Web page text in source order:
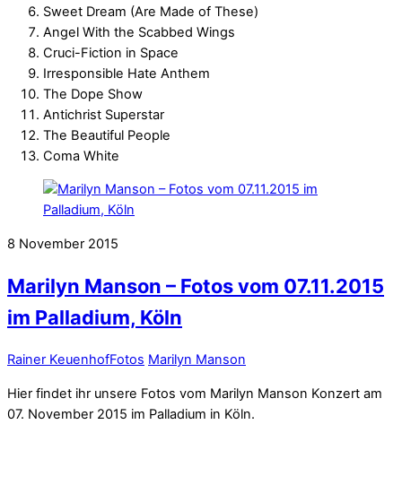
Sweet Dream (Are Made of These)
Angel With the Scabbed Wings
Cruci-Fiction in Space
Irresponsible Hate Anthem
The Dope Show
Antichrist Superstar
The Beautiful People
Coma White
8 November 2015
Marilyn Manson – Fotos vom 07.11.2015
im Palladium, Köln
Rainer KeuenhofFotos Marilyn Manson
Hier findet ihr unsere Fotos vom Marilyn Manson Konzert am
07. November 2015 im Palladium in Köln.